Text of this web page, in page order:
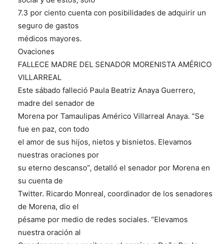
7.3 por ciento cuenta con posibilidades de adquirir un
seguro de gastos
médicos mayores.
Ovaciones
FALLECE MADRE DEL SENADOR MORENISTA AMÉRICO
VILLARREAL
Este sábado falleció Paula Beatriz Anaya Guerrero,
madre del senador de
Morena por Tamaulipas Américo Villarreal Anaya. “Se
fue en paz, con todo
el amor de sus hijos, nietos y bisnietos. Elevamos
nuestras oraciones por
su eterno descanso”, detalló el senador por Morena en
su cuenta de
Twitter. Ricardo Monreal, coordinador de los senadores
de Morena, dio el
pésame por medio de redes sociales. “Elevamos
nuestra oración al